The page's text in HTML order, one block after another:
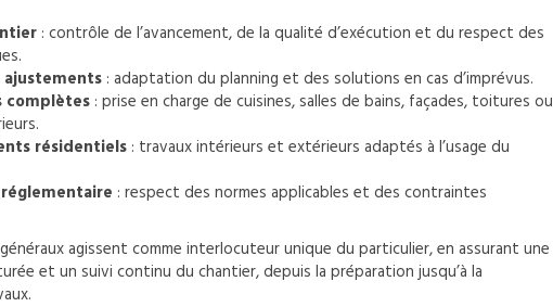
: contrôle de l’avancement, de la qualité d’exécution et du respect des
ajustements: adaptation du planning et des solutions en cas d’imprévus.
complètes: prise en charge de cuisines, salles de bains, façades, toitures ou
résidentiels: travaux intérieurs et extérieurs adaptés à l’usage du
: respect des normes applicables et des contraintes
agissent comme interlocuteur unique du particulier, en assurant une
et un suivi continu du chantier, depuis la préparation jusqu’à la